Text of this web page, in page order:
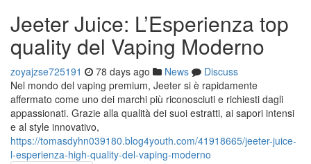
Jeeter Juice: L’Esperienza top
quality del Vaping Moderno
zoyajzse725191 78 days ago News
Discuss
Nel mondo del vaping premium, Jeeter si è rapidamente
affermato come uno dei marchi più riconosciuti e richiesti dagli
appassionati. Grazie alla qualità dei suoi estratti, ai sapori intensi
e al style innovativo,
https://tomasdyhn039180.blog4youth.com/41918665/jeeter-juice-
l-esperienza-high-quality-del-vaping-moderno